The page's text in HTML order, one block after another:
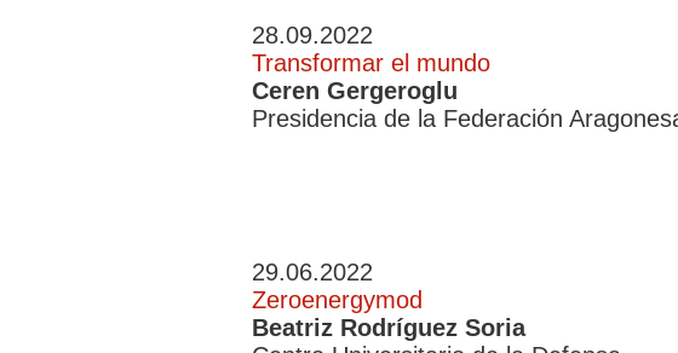
28.09.2022
Transformar el mundo
Ceren Gergeroglu
Presidencia de la Federación
29.06.2022
Zeroenergymod
Beatriz Rodríguez Soria